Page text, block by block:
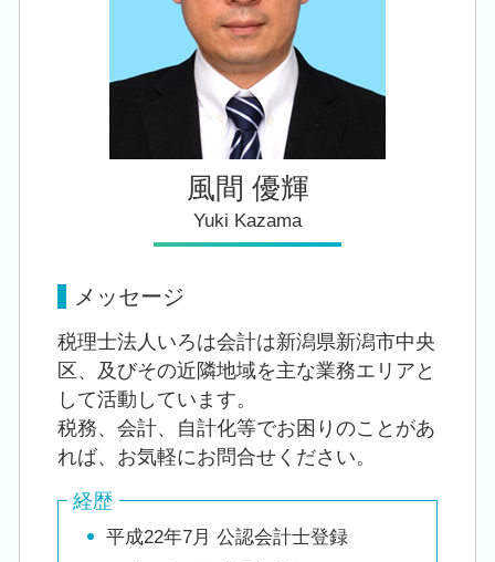
会社設立 税理士 相談 新潟市北区
会社設立 税理士 相談 亀田駅
風間 優輝
Yuki Kazama
メッセージ
税理士法人いろは会計は新潟県新潟市中央
区、及びその近隣地域を主な業務エリアと
して活動しています。
税務、会計、自計化等でお困りのことがあ
れば、お気軽にお問合せください。
経歴
平成22年7月 公認会計士登録